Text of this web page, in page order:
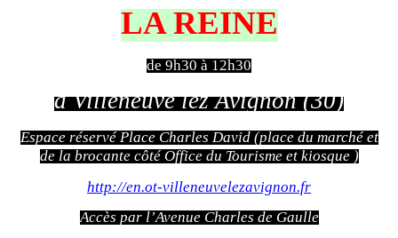
LA REINE
de 9h30 à 12h30
à Villeneuve lez Avignon (30)
Espace réservé Place Charles David (place du marché et
de la brocante côté Office du Tourisme et kiosque )
http://en.ot-villeneuvelezavignon.fr
Accès par l’Avenue Charles de Gaulle